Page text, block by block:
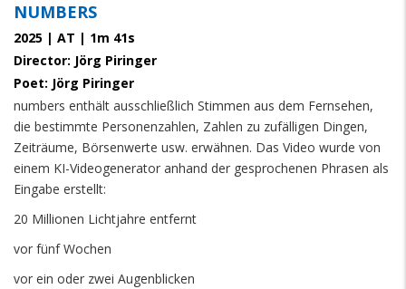
NUMBERS
2025 | AT | 1m 41s
Director: Jörg Piringer
Poet: Jörg Piringer
numbers enthält ausschließlich Stimmen aus dem Fernsehen,
die bestimmte Personenzahlen, Zahlen zu zufälligen Dingen,
Zeiträume, Börsenwerte usw. erwähnen. Das Video wurde von
einem KI-Videogenerator anhand der gesprochenen Phrasen als
Eingabe erstellt:
20 Millionen Lichtjahre entfernt
vor fünf Wochen
vor ein oder zwei Augenblicken